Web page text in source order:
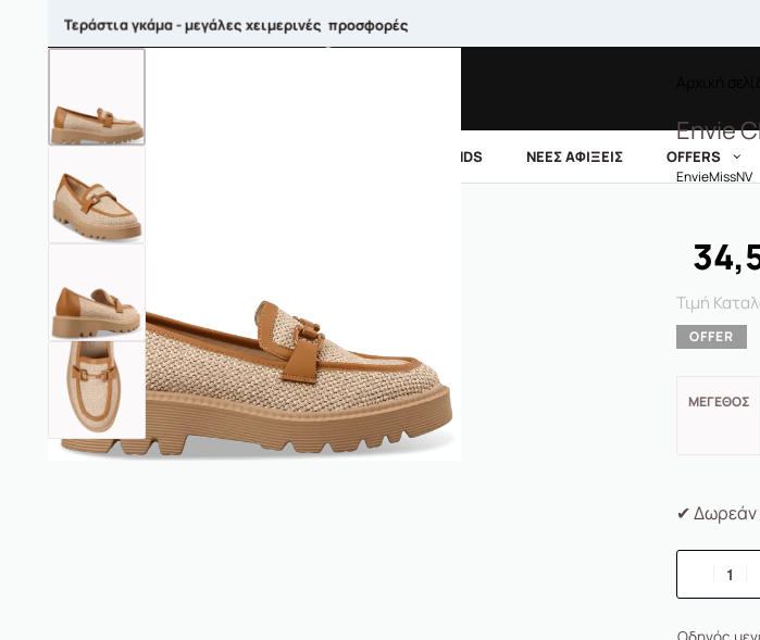
Τεράστια γκάμα - μεγάλες χειμερινές προσφορές
BRANDS ΝΕΕΣ ΑΦΙΞΕΙΣ OFFERS
Envie
EnvieMissNV
ΜΈΓΕΘΟΣ
✔ Δωρεάν